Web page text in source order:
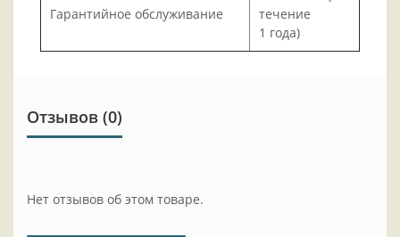
Гарантийное обслуживание
течение
1 года)
Отзывов (0)
Нет отзывов об этом товаре.